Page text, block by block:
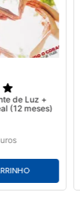
de Luz +
Mulher Feliz e Mundo Ideal (12 meses)